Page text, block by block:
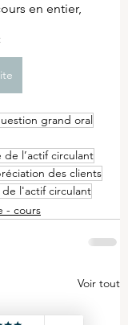
en entier,
grand oral
de l’actif circulant
des clients
l'actif circulant
- cours
Voir tout